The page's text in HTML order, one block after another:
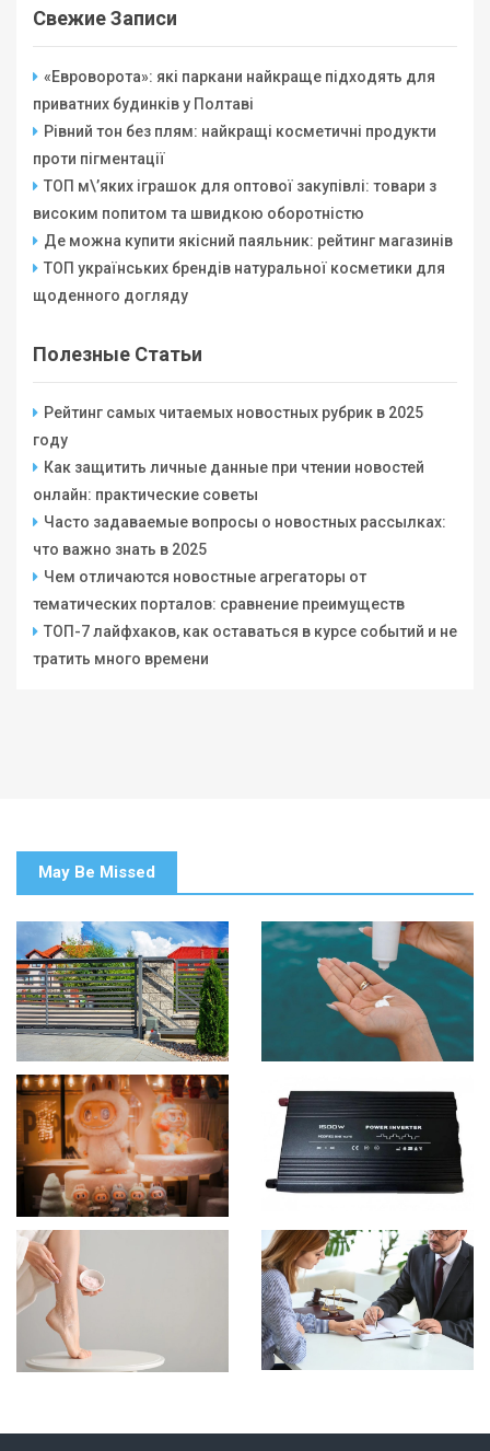
Свежие Записи
«Евроворота»: які паркани найкраще підходять для
приватних будинків у Полтаві
Рівний тон без плям: найкращі косметичні продукти
проти пігментації
ТОП м\’яких іграшок для оптової закупівлі: товари з
високим попитом та швидкою оборотністю
Де можна купити якісний паяльник: рейтинг магазинів
ТОП українських брендів натуральної косметики для
щоденного догляду
Полезные Статьи
Рейтинг самых читаемых новостных рубрик в 2025
году
Как защитить личные данные при чтении новостей
онлайн: практические советы
Часто задаваемые вопросы о новостных рассылках:
что важно знать в 2025
Чем отличаются новостные агрегаторы от
тематических порталов: сравнение преимуществ
ТОП-7 лайфхаков, как оставаться в курсе событий и не
тратить много времени
May Be Missed